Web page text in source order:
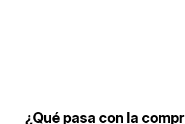
¿Qué pasa con la